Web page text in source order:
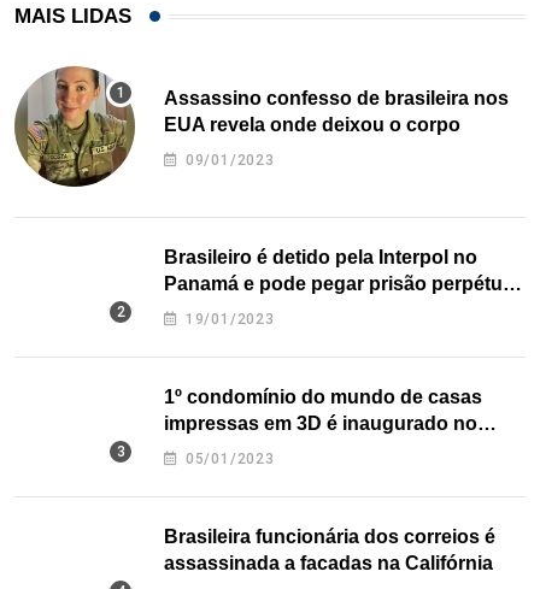
MAIS LIDAS
Assassino confesso de brasileira nos
EUA revela onde deixou o corpo
09/01/2023
Brasileiro é detido pela Interpol no
Panamá e pode pegar prisão perpétua
nos EUA
19/01/2023
1º condomínio do mundo de casas
impressas em 3D é inaugurado no
Texas
05/01/2023
Brasileira funcionária dos correios é
assassinada a facadas na Califórnia